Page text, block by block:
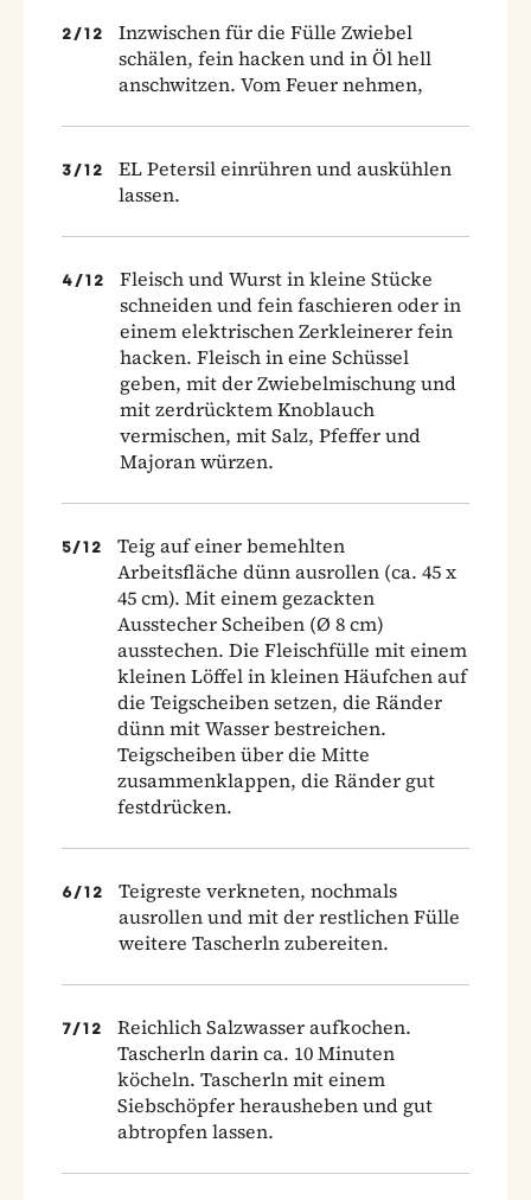
2 /12
Inzwischen für die Fülle Zwiebel
schälen, fein hacken und in Öl hell
anschwitzen. Vom Feuer nehmen,
3 /12
EL Petersil einrühren und auskühlen
lassen.
4 /12
Fleisch und Wurst in kleine Stücke
schneiden und fein faschieren oder in
einem elektrischen Zerkleinerer fein
hacken. Fleisch in eine Schüssel
geben, mit der Zwiebelmischung und
mit zerdrücktem Knoblauch
vermischen, mit Salz, Pfeffer und
Majoran würzen.
5/12
Teig auf einer bemehlten
Arbeitsfläche dünn ausrollen (ca. 45 x
45 cm). Mit einem gezackten
Ausstecher Scheiben (Ø 8 cm)
ausstechen. Die Fleischfülle mit einem
kleinen Löffel in kleinen Häufchen auf
die Teigscheiben setzen, die Ränder
dünn mit Wasser bestreichen.
Teigscheiben über die Mitte
zusammenklappen, die Ränder gut
festdrücken.
6/12
Teigreste verkneten, nochmals
ausrollen und mit der restlichen Fülle
weitere Tascherln zubereiten.
7/12
Reichlich Salzwasser aufkochen.
Tascherln darin ca. 10 Minuten
köcheln. Tascherln mit einem
Siebschöpfer herausheben und gut
abtropfen lassen.